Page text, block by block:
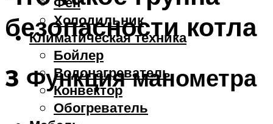
Холодильник
Климатическая техника
Бойлер
Водонагреватель
Конвектор
Обогреватель
безопасности котла
3 Функция манометра